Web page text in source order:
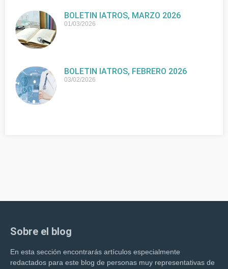
BOLETIN IATROS, MARZO 2026
01/03/2026
BOLETIN IATROS, FEBRERO 2026
03/02/2026
Sobre el blog
En esta sección encontrarás artículos especialmente
redactados para este blog de personas muy representativas de